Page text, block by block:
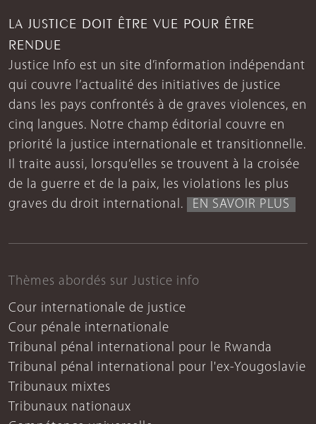
LA JUSTICE DOIT ÊTRE VUE POUR ÊTRE
RENDUE
Justice Info est un site d’information indépendant
qui couvre l’actualité des initiatives de justice
dans les pays confrontés à de graves violences, en
cinq langues. Notre champ éditorial couvre en
priorité la justice internationale et transitionnelle.
Il traite aussi, lorsqu’elles se trouvent à la croisée
de la guerre et de la paix, les violations les plus
graves du droit international.
EN SAVOIR PLUS
Thèmes abordés sur Justice info
Cour internationale de justice
Cour pénale internationale
Tribunal pénal international pour le Rwanda
Tribunal pénal international pour l'ex-Yougoslavie
Tribunaux mixtes
Tribunaux nationaux